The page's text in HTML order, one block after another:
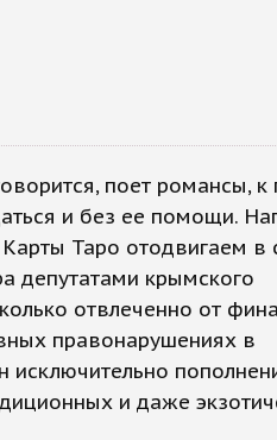
поет романсы, к
и без ее помощи.
Таро отодвигаем в
депутатами крымского
отвлеченно от
правонарушениях в
исключительно
и даже